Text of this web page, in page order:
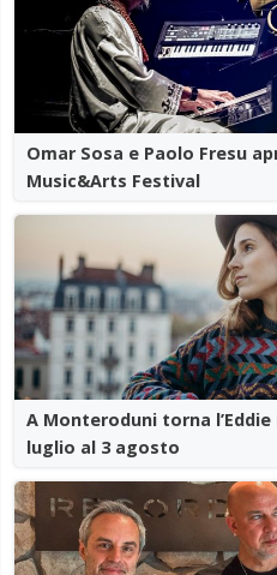
Omar Sosa e Paolo Fresu
Music&Arts Festival
A Monteroduni torna l’Eddie
luglio al 3 agosto